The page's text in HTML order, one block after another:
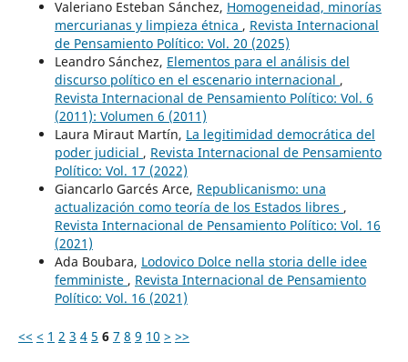
Valeriano Esteban Sánchez, Homogeneidad, minorías
mercurianas y limpieza étnica , Revista Internacional
de Pensamiento Político: Vol. 20 (2025)
Leandro Sánchez, Elementos para el análisis del
discurso político en el escenario internacional ,
Revista Internacional de Pensamiento Político: Vol. 6
(2011): Volumen 6 (2011)
Laura Miraut Martín, La legitimidad democrática del
poder judicial , Revista Internacional de Pensamiento
Político: Vol. 17 (2022)
Giancarlo Garcés Arce, Republicanismo: una
actualización como teoría de los Estados libres ,
Revista Internacional de Pensamiento Político: Vol. 16
(2021)
Ada Boubara, Lodovico Dolce nella storia delle idee
femministe , Revista Internacional de Pensamiento
Político: Vol. 16 (2021)
<< < 1 2 3 4 5 6 7 8 9 10 > >>